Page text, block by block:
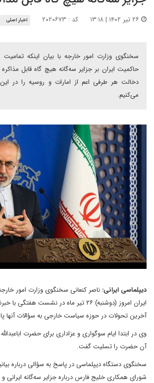
کد : ۲۰۲۰۶۷۳ اخبار اصلی
سخنگوی وزارت امور خارجه با بیان اینکه
حاکمیت ایران بر جزایر سه‌گانه هیچ گاه قابل
دخالت هر طرفی اعم از امارات و روسیه را در این
می‌کنیم.
دیپلماسی ایرانی: ناصر کنعانی سخنگوی وزارت امور
ایران امروز (دوشنبه) ۲۶ تیر ماه در نشست
آخرین تحولات در حوزه سیاست خارجی به سؤالات آنها
وی در ابتدا ایام سوگواری و عزاداری برای حضرت
آن حضرت را تسلیت گفت.
سخنگوی دستگاه دیپلماسی در پاسخ به سؤالی درباره
شورای همکاری خلیج فارس درباره جزایر سه‌گانه ایرانی و